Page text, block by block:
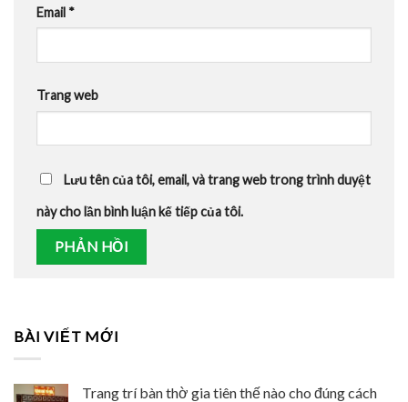
BÀI VIẾT MỚI
Trang trí bàn thờ gia tiên thế nào cho đúng cách
Email *
Trang web
Lưu tên của tôi, email, và trang web trong trình duyệt
này cho lần bình luận kế tiếp của tôi.